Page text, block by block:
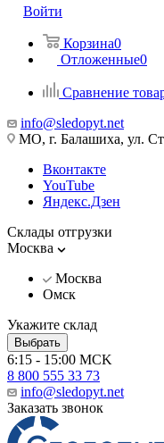
Войти
Корзина0
Отложенные0
Сравнение
info@sledopyt.net
МО, г. Балашиха, ул.
Вконтакте
YouTube
Яндекс.Дзен
Склады отгрузки
Москва
Москва
Омск
Укажите склад
Выбрать
6:15 - 15:00 MCK
8 800 555 33 73
info@sledopyt.net
Заказать звонок